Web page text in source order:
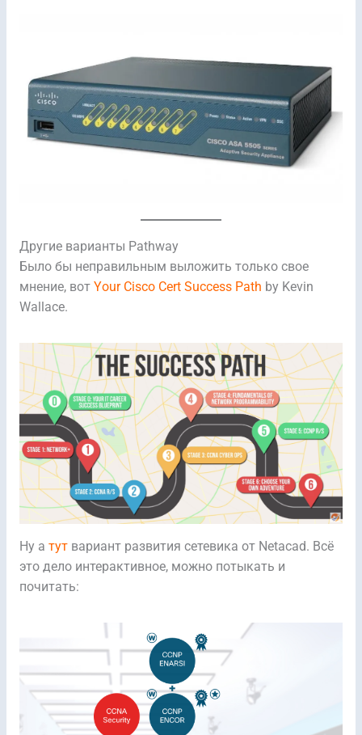
Другие варианты Pathway
Было бы неправильным выложить только свое
мнение, вот Your Cisco Cert Success Path by Kevin
Wallace.
Ну а тутвариант развития сетевика от Netacad. Всё
это дело интерактивное, можно потыкать и
почитать: